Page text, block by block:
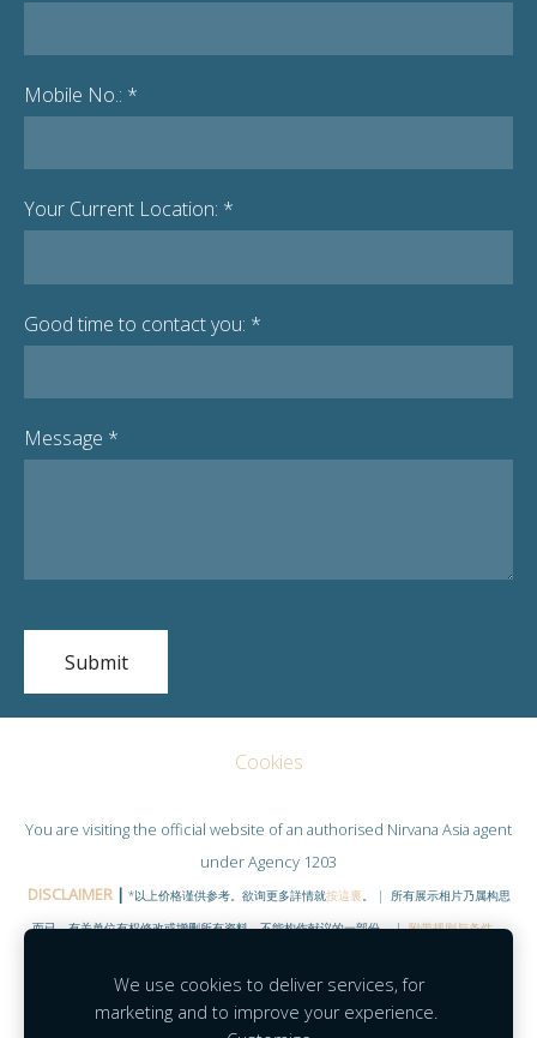
Mobile No.: *
Your Current Location: *
Good time to contact you: *
Message *
Cookies
You are visiting the official website of an authorised Nirvana Asia agent
under Agency 1203
DISCLAIMER| *以上价格谨供参考。欲询更多詳情就按這裏。 | 所有展示相片乃属构思
而已，有关单位有权修改或增删所有资料。不能构作献议的一部份。 |附带规则与条件。
Facebook |Contact
We use cookies to deliver services, for
marketing and to improve your experience.